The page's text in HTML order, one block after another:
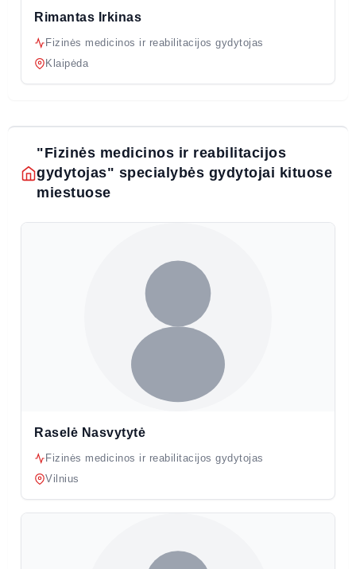
Rimantas Irkinas
Fizinės medicinos ir reabilitacijos gydytojas
Klaipėda
"Fizinės medicinos ir reabilitacijos
gydytojas" specialybės gydytojai kituose
miestuose
Raselė Nasvytytė
Fizinės medicinos ir reabilitacijos gydytojas
Vilnius